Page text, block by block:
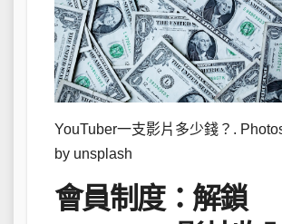
YouTuber一支影片多少錢？.
by unsplash
會員制度：解鎖